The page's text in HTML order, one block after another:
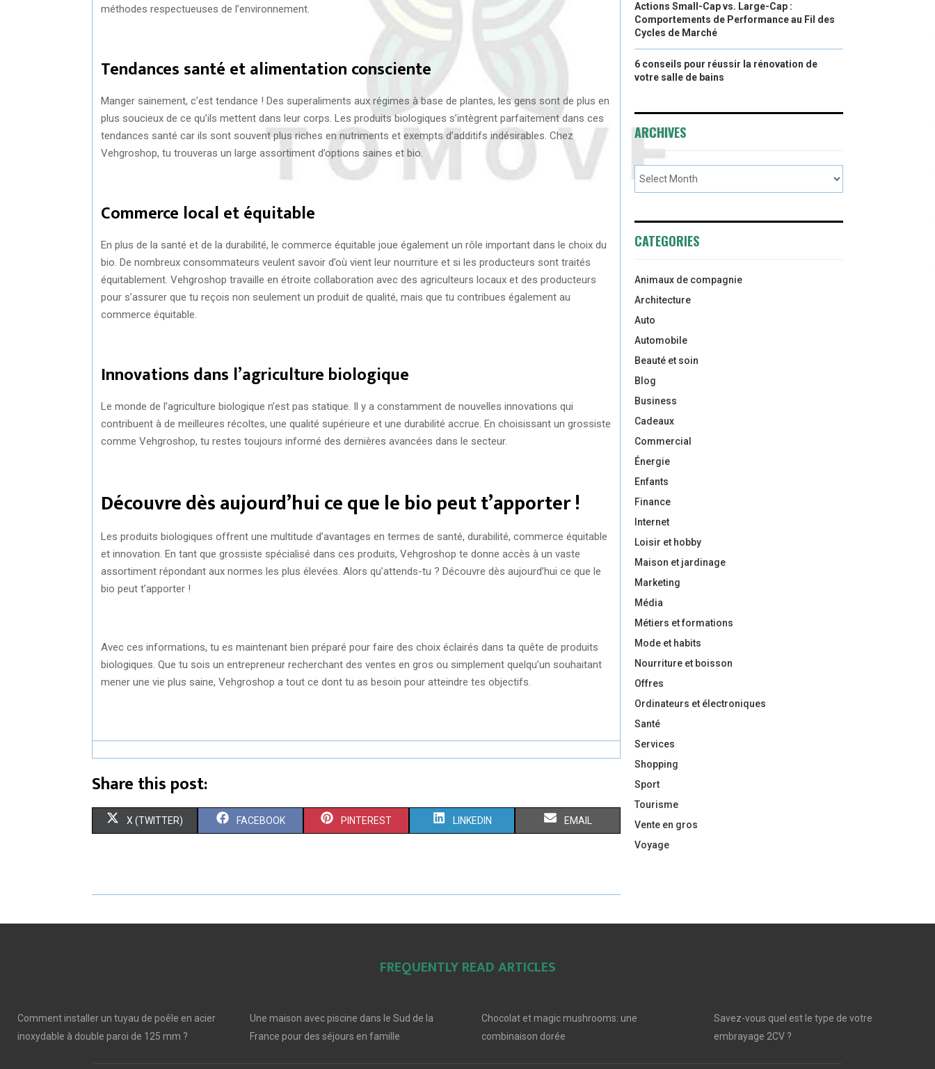
méthodes respectueuses de l’environnement.
Tendances santé et alimentation consciente
Manger sainement, c’est tendance ! Des superaliments aux régimes à base de plantes, les gens sont de plus en
plus soucieux de ce qu’ils mettent dans leur corps. Les produits biologiques s’intègrent parfaitement dans ces
tendances santé car ils sont souvent plus riches en nutriments et exempts d’additifs indésirables. Chez
Vehgroshop, tu trouveras un large assortiment d’options saines et bio.
Commerce local et équitable
En plus de la santé et de la durabilité, le commerce équitable joue également un rôle important dans le choix du
bio. De nombreux consommateurs veulent savoir d’où vient leur nourriture et si les producteurs sont traités
équitablement. Vehgroshop travaille en étroite collaboration avec des agriculteurs locaux et des producteurs
pour s’assurer que tu reçois non seulement un produit de qualité, mais que tu contribues également au
commerce équitable.
Innovations dans l’agriculture biologique
Le monde de l’agriculture biologique n’est pas statique. Il y a constamment de nouvelles innovations qui
contribuent à de meilleures récoltes, une qualité supérieure et une durabilité accrue. En choisissant un grossiste
comme Vehgroshop, tu restes toujours informé des dernières avancées dans le secteur.
Découvre dès aujourd’hui ce que le bio peut t’apporter !
Les produits biologiques offrent une multitude d’avantages en termes de santé, durabilité, commerce équitable
et innovation. En tant que grossiste spécialisé dans ces produits, Vehgroshop te donne accès à un vaste
assortiment répondant aux normes les plus élevées. Alors qu’attends-tu ? Découvre dès aujourd’hui ce que le
bio peut t’apporter !
Avec ces informations, tu es maintenant bien préparé pour faire des choix éclairés dans ta quête de produits
biologiques. Que tu sois un entrepreneur recherchant des ventes en gros ou simplement quelqu’un souhaitant
mener une vie plus saine, Vehgroshop a tout ce dont tu as besoin pour atteindre tes objectifs.
Share this post:
S
R
X (TWITTER) S
R
FACEBOOK S
R
PINTEREST S
R
N
LINKEDIN S
R
EMAIL
Actions Small-Cap vs. Large-Cap :
Comportements de Performance au Fil des
Cycles de Marché
6 conseils pour réussir la rénovation de
votre salle de bains
ARCHIVES
CATEGORIES
Animaux de compagnie
Architecture
Auto
Automobile
Beauté et soin
Blog
Business
Cadeaux
Commercial
Énergie
Enfants
Finance
Internet
Loisir et hobby
Maison et jardinage
Marketing
Média
Métiers et formations
Mode et habits
Nourriture et boisson
Offres
Ordinateurs et électroniques
Santé
Services
Shopping
Sport
Tourisme
Vente en gros
Voyage
FREQUENTLY READ ARTICLES
Comment installer un tuyau de poêle en acier
inoxydable à double paroi de 125 mm ?
Une maison avec piscine dans le Sud de la
France pour des séjours en famille
Chocolat et magic mushrooms: une
combinaison dorée
Savez-vous quel est le type de votre
embrayage 2CV ?